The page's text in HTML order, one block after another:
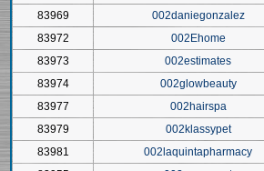
83969
002daniegonzalez
83972
002Ehome
83973
002estimates
83974
002glowbeauty
83977
002hairspa
83979
002klassypet
83981
002laquintapharmacy